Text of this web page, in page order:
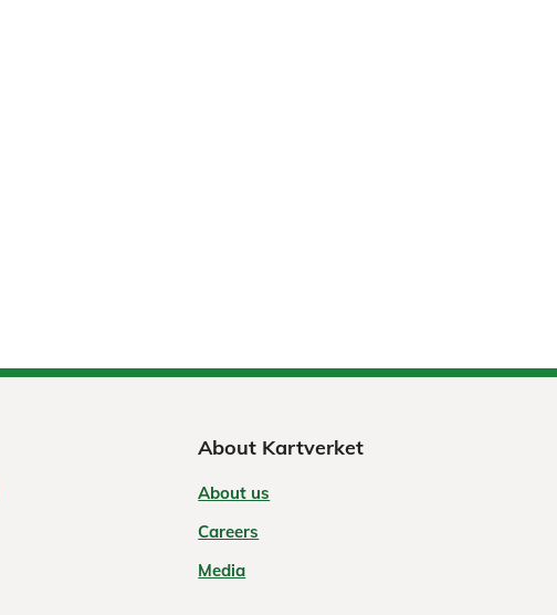
About Kartverket
About us
Careers
Media